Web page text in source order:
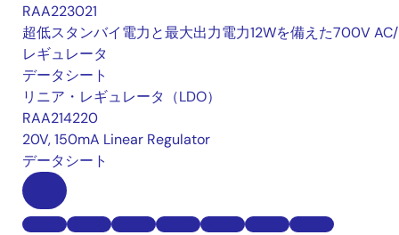
RAA223021
超低スタンバイ電力と最大出力電力12Wを備えた700V
レギュレータ
データシート
リニア・レギュレータ（LDO）
RAA214220
20V, 150mA Linear Regulator
データシート